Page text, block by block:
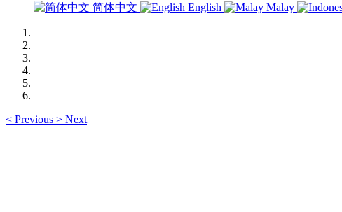
简体中文 English Malay
< Previous > Next